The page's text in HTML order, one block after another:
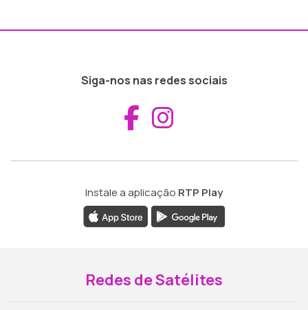
Siga-nos nas redes sociais
Aceder ao
Instale a aplicação RTP Play
Redes de Satélites